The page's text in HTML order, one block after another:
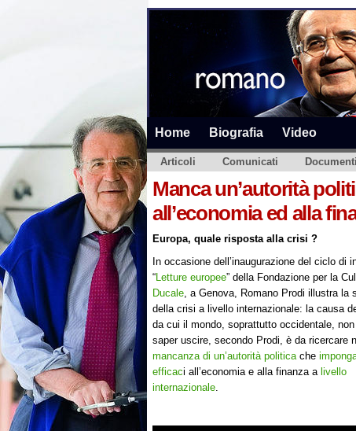
Home Biografia Video
Articoli Comunicati Documenti
Manca un’autorità
all’economia ed alla
Europa, quale risposta alla crisi ?
In occasione dell’inaugurazione del ciclo di
“Letture europee” della Fondazione per la
Ducale, a Genova, Romano Prodi illustra la
della crisi a livello internazionale: la causa
da cui il mondo, soprattutto occidentale,
saper uscire, secondo Prodi, è da ricercare
mancanza di un’autorità politicache
efficaci all’economia e alla finanza a livello
internazionale.